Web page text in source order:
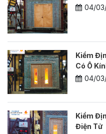
04/
Kiểm
Có Ô
04/
Kiểm
Điện Tử